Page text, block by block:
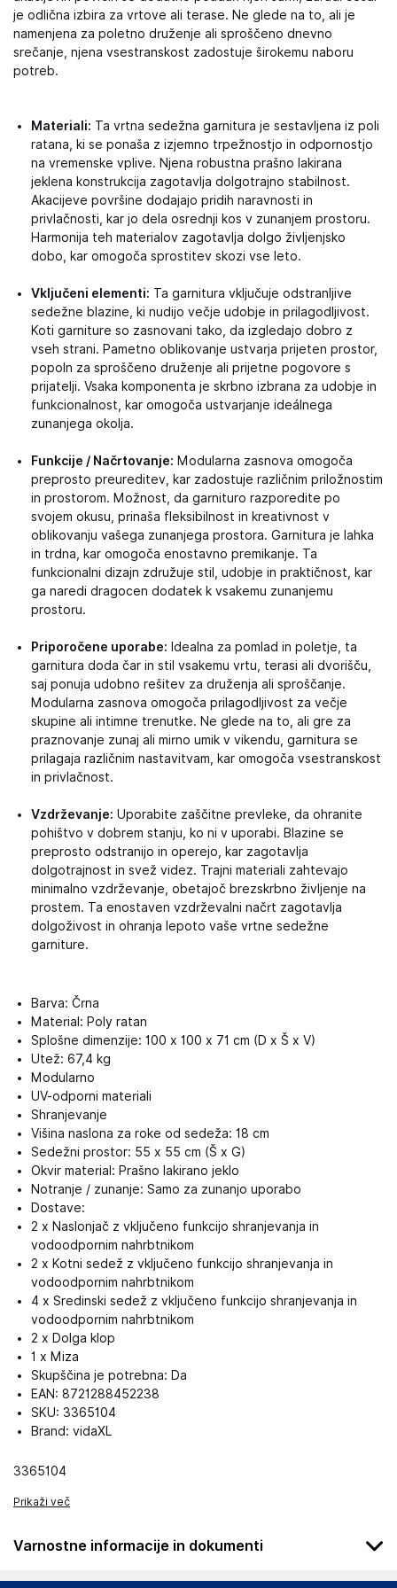
je odlična izbira za vrtove ali terase. Ne glede na to, ali je
namenjena za poletno druženje ali sproščeno dnevno
srečanje, njena vsestranskost zadostuje širokemu naboru
potreb.
Materiali: Ta vrtna sedežna garnitura je sestavljena iz poli
ratana, ki se ponaša z izjemno trpežnostjo in odpornostjo
na vremenske vplive. Njena robustna prašno lakirana
jeklena konstrukcija zagotavlja dolgotrajno stabilnost.
Akacijeve površine dodajajo pridih naravnosti in
privlačnosti, kar jo dela osrednji kos v zunanjem prostoru.
Harmonija teh materialov zagotavlja dolgo življenjsko
dobo, kar omogoča sprostitev skozi vse leto.
Vključeni elementi: Ta garnitura vključuje odstranljive
sedežne blazine, ki nudijo večje udobje in prilagodljivost.
Koti garniture so zasnovani tako, da izgledajo dobro z
vseh strani. Pametno oblikovanje ustvarja prijeten prostor,
popoln za sproščeno druženje ali prijetne pogovore s
prijatelji. Vsaka komponenta je skrbno izbrana za udobje in
funkcionalnost, kar omogoča ustvarjanje ideálnega
zunanjega okolja.
Funkcije / Načrtovanje: Modularna zasnova omogoča
preprosto preureditev, kar zadostuje različnim priložnostim
in prostorom. Možnost, da garnituro razporedite po
svojem okusu, prinaša fleksibilnost in kreativnost v
oblikovanju vašega zunanjega prostora. Garnitura je lahka
in trdna, kar omogoča enostavno premikanje. Ta
funkcionalni dizajn združuje stil, udobje in praktičnost, kar
ga naredi dragocen dodatek k vsakemu zunanjemu
prostoru.
Priporočene uporabe: Idealna za pomlad in poletje, ta
garnitura doda čar in stil vsakemu vrtu, terasi ali dvorišču,
saj ponuja udobno rešitev za druženja ali sproščanje.
Modularna zasnova omogoča prilagodljivost za večje
skupine ali intimne trenutke. Ne glede na to, ali gre za
praznovanje zunaj ali mirno umik v vikendu, garnitura se
prilagaja različnim nastavitvam, kar omogoča vsestranskost
in privlačnost.
Vzdrževanje: Uporabite zaščitne prevleke, da ohranite
pohištvo v dobrem stanju, ko ni v uporabi. Blazine se
preprosto odstranijo in operejo, kar zagotavlja
dolgotrajnost in svež videz. Trajni materiali zahtevajo
minimalno vzdrževanje, obetajoč brezskrbno življenje na
prostem. Ta enostaven vzdrževalni načrt zagotavlja
dolgoživost in ohranja lepoto vaše vrtne sedežne
garniture.
Barva: Črna
Material: Poly ratan
Splošne dimenzije: 100 x 100 x 71 cm (D x Š x V)
Utež: 67,4 kg
Modularno
UV-odporni materiali
Shranjevanje
Višina naslona za roke od sedeža: 18 cm
Sedežni prostor: 55 x 55 cm (Š x G)
Okvir material: Prašno lakirano jeklo
Notranje / zunanje: Samo za zunanjo uporabo
Dostave:
2 x Naslonjač z vključeno funkcijo shranjevanja in
vodoodpornim nahrbtnikom
2 x Kotni sedež z vključeno funkcijo shranjevanja in
vodoodpornim nahrbtnikom
4 x Sredinski sedež z vključeno funkcijo shranjevanja in
vodoodpornim nahrbtnikom
2 x Dolga klop
1 x Miza
Skupščina je potrebna: Da
EAN: 8721288452238
SKU: 3365104
Brand: vidaXL
3365104
Prikaži več
Varnostne informacije in dokumenti
Podatki o proizvajalcu